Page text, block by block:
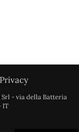
- via della Batteria
IT